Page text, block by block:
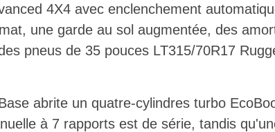
4X4 avec enclenchement
une garde au sol augmentée, des
pneus de 35 pouces LT315/70R17
abrite un quatre-cylindres turbo
à 7 rapports est de série, tandis